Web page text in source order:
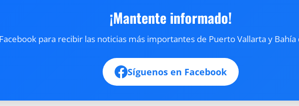
¡Mantente informado!
para recibir las noticias más importantes de Puerto Vallarta y
Síguenos en Facebook